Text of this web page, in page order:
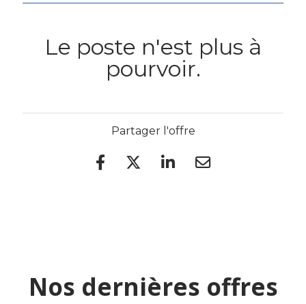
Le poste n'est plus à
pourvoir.
Partager l'offre
Nos dernières offres